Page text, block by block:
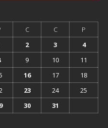
C C
P
2 3
4
9 10
11
16 17
18
23 24
25
30
31